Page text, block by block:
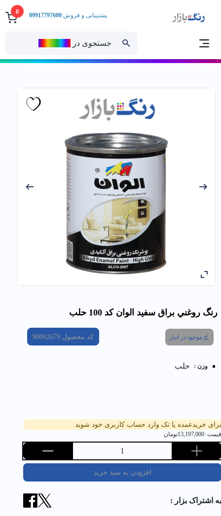
0
جستجوی در
پشتیبانی و فروش:09917797600
رنگ روغني براق سفيد الوان کد 100 حلب
موجود در انبار کد محصول 90002679
وزن : حلب
برای خریدعمده یا تک وارد حساب کاربری خود شوید
قیمت :13,197,000تومان
1
افزودن به سبد خرید
به اشتراک بزار :